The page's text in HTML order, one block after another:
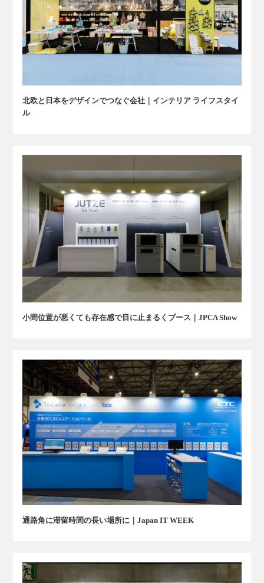
北欧と日本をデザインでつなぐ会社｜インテリア ライフスタイ
ル
小間位置が悪くても存在感で目に止まるくブース｜JPCA Show
通路角に滞留時間の長い場所に｜Japan IT WEEK